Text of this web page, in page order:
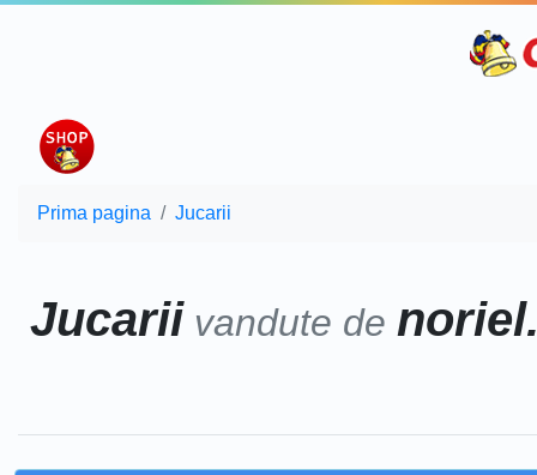
Prima pagina Jucarii
Jucarii vandute de